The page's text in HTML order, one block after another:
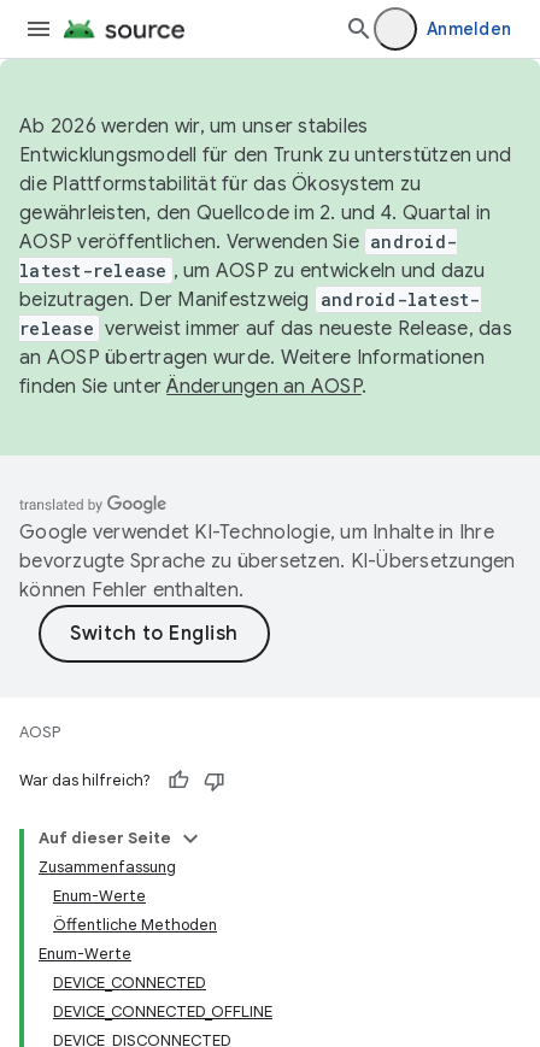
Anmelden
Ab 2026 werden wir, um unser stabiles
Entwicklungsmodell für den Trunk zu unterstützen und
die Plattformstabilität für das Ökosystem zu
gewährleisten, den Quellcode im 2. und 4. Quartal in
AOSP veröffentlichen. Verwenden Sie android-
latest-release , um AOSP zu entwickeln und dazu
beizutragen. Der Manifestzweig
android-latest-
release verweist immer auf das neueste Release, das
an AOSP übertragen wurde. Weitere Informationen
finden Sie unterÄnderungen an AOSP.
Google verwendet KI-Technologie, um Inhalte in Ihre
bevorzugte Sprache zu übersetzen. KI-Übersetzungen
können Fehler enthalten.
AOSP
War das hilfreich?
Auf dieser Seite
Zusammenfassung
Enum-Werte
Öffentliche Methoden
Enum-Werte
DEVICE_CONNECTED
DEVICE_CONNECTED_OFFLINE
DEVICE_DISCONNECTED